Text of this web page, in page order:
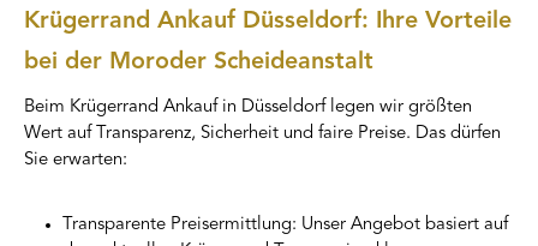
Krügerrand Ankauf Düsseldorf: Ihre Vorteile
bei der Moroder Scheideanstalt
Beim Krügerrand Ankauf in Düsseldorf legen wir größten
Wert auf Transparenz, Sicherheit und faire Preise. Das dürfen
Sie erwarten:
Transparente Preisermittlung: Unser Angebot basiert auf